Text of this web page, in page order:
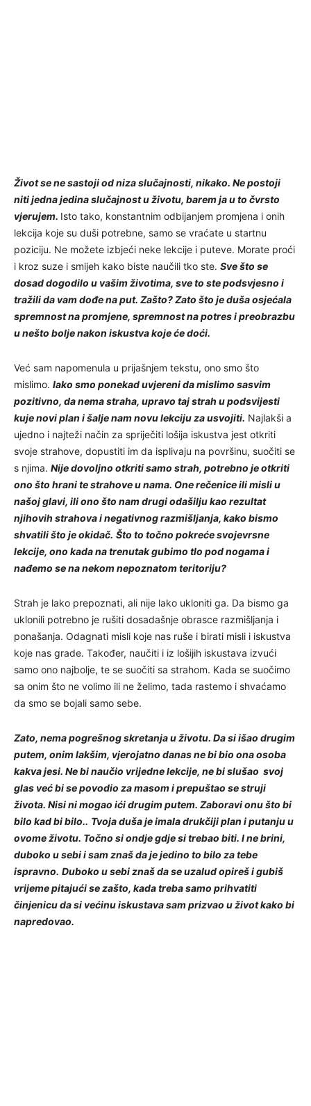
Život se ne sastoji od niza slučajnosti, nikako. Ne postoji
niti jedna jedina slučajnost u životu, barem ja u to čvrsto
vjerujem. Isto tako, konstantnim odbijanjem promjena i onih
lekcija koje su duši potrebne, samo se vraćate u startnu
poziciju. Ne možete izbjeći neke lekcije i puteve. Morate proći
i kroz suze i smijeh kako biste naučili tko ste. Sve što se
dosad dogodilo u vašim životima, sve to ste podsvjesno i
tražili da vam dođe na put. Zašto? Zato što je duša osjećala
spremnost na promjene, spremnost na potres i preobrazbu
u nešto bolje nakon iskustva koje će doći.
Već sam napomenula u prijašnjem tekstu, ono smo što
mislimo. Iako smo ponekad uvjereni da mislimo sasvim
pozitivno, da nema straha, upravo taj strah u podsvijesti
kuje novi plan i šalje nam novu lekciju za usvojiti. Najlakši a
ujedno i najteži način za spriječiti lošija iskustva jest otkriti
svoje strahove, dopustiti im da isplivaju na površinu, suočiti se
s njima. Nije dovoljno otkriti samo strah, potrebno je otkriti
ono što hrani te strahove u nama. One rečenice ili misli u
našoj glavi, ili ono što nam drugi odašilju kao rezultat
njihovih strahova i negativnog razmišljanja, kako bismo
shvatili što je okidač. Što to točno pokreće svojevrsne
lekcije, ono kada na trenutak gubimo tlo pod nogama i
nađemo se na nekom nepoznatom teritoriju?
Strah je lako prepoznati, ali nije lako ukloniti ga. Da bismo ga
uklonili potrebno je rušiti dosadašnje obrasce razmišljanja i
ponašanja. Odagnati misli koje nas ruše i birati misli i iskustva
koje nas grade. Također, naučiti i iz lošijih iskustava izvući
samo ono najbolje, te se suočiti sa strahom. Kada se suočimo
sa onim što ne volimo ili ne želimo, tada rastemo i shvaćamo
da smo se bojali samo sebe.
Zato, nema pogrešnog skretanja u životu. Da si išao drugim
putem, onim lakšim, vjerojatno danas ne bi bio ona osoba
kakva jesi. Ne bi naučio vrijedne lekcije, ne bi slušao svoj
glas već bi se povodio za masom i prepuštao se struji
života. Nisi ni mogao ići drugim putem. Zaboravi onu što bi
bilo kad bi bilo.. Tvoja duša je imala drukčiji plan i putanju u
ovome životu. Točno si ondje gdje si trebao biti. I ne brini,
duboko u sebi i sam znaš da je jedino to bilo za tebe
ispravno. Duboko u sebi znaš da se uzalud opireš i gubiš
vrijeme pitajući se zašto, kada treba samo prihvatiti
činjenicu da si većinu iskustava sam prizvao u život kako bi
napredovao.